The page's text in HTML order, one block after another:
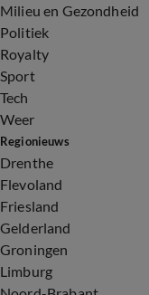
Milieu en Gezondheid
Politiek
Royalty
Sport
Tech
Weer
Regionieuws
Drenthe
Flevoland
Friesland
Gelderland
Groningen
Limburg